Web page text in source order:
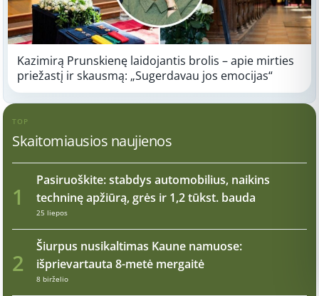
Kazimirą Prunskienę laidojantis brolis – apie mirties
priežastį ir skausmą: „Sugerdavau jos emocijas“
TOP
Skaitomiausios naujienos
1
Pasiruoškite: stabdys automobilius, naikins
techninę apžiūrą, grės ir 1,2 tūkst. bauda
25 liepos
2
Šiurpus nusikaltimas Kaune namuose:
išprievartauta 8-metė mergaitė
8 birželio